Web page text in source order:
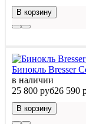
В корзину
Бинокль Bresser
в наличии
25 800 руб26 590
В корзину